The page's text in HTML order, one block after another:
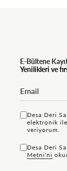
E-Bültene
Yenilikleri ve
Desa Deri
elektronik
veriyorum.
Desa Deri
Metni'ni